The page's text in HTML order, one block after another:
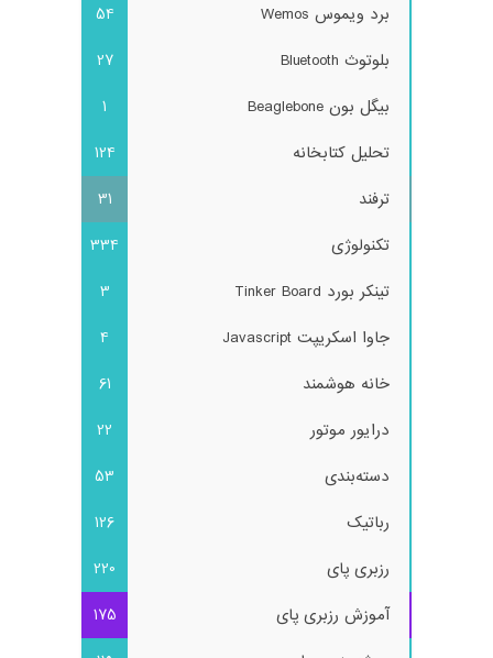
برد ویموس Wemos
54
بلوتوث Bluetooth
27
بیگل بون Beaglebone
1
تحلیل کتابخانه
124
ترفند
31
تکنولوژی
334
تینکر بورد Tinker Board
3
جاوا اسکریپت Javascript
4
خانه هوشمند
61
درایور موتور
22
دسته‌بندی
53
رباتیک
126
رزبری پای
220
آموزش رزبری پای
175